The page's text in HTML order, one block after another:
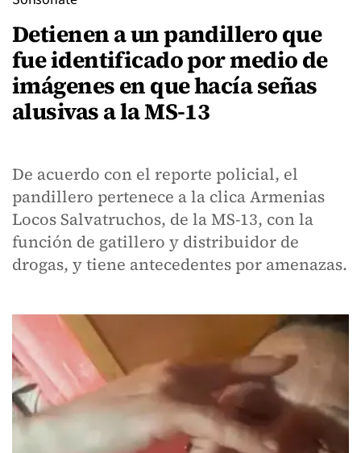
Detienen a un pandillero que
fue identificado por medio de
imágenes en que hacía señas
alusivas a la MS-13
De acuerdo con el reporte policial, el
pandillero pertenece a la clica Armenias
Locos Salvatruchos, de la MS-13, con la
función de gatillero y distribuidor de
drogas, y tiene antecedentes por amenazas.